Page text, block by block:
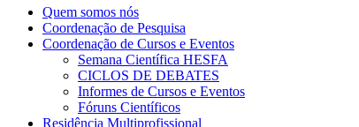
Quem somos nós
Coordenação de Pesquisa
Coordenação de Cursos e Eventos
Semana Científica HESFA
CICLOS DE DEBATES
Informes de Cursos e Eventos
Fóruns Científicos
Residência Multiprofissional